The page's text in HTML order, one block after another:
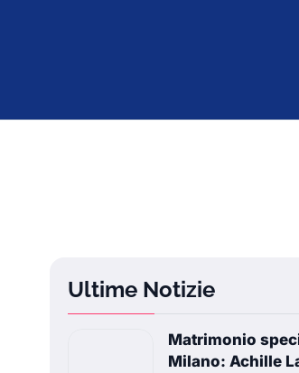
Ultime Notizie
Matrimonio
Milano: Achille